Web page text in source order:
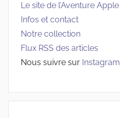
Le site de l’Aventure Apple
Infos et contact
Notre collection
Flux RSS des articles
Nous suivre sur Instagram